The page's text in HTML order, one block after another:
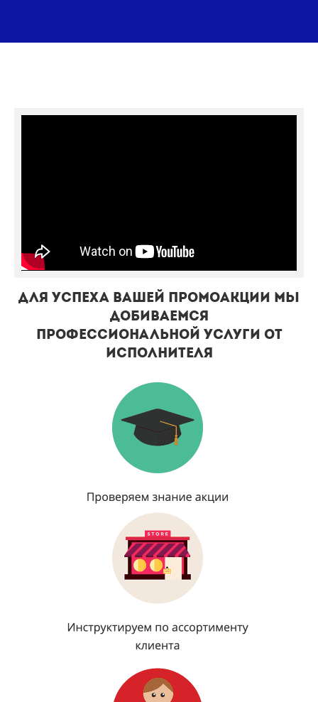
Для успеха Вашей промоакции мы
добиваемся
профессиональной услуги от
исполнителя